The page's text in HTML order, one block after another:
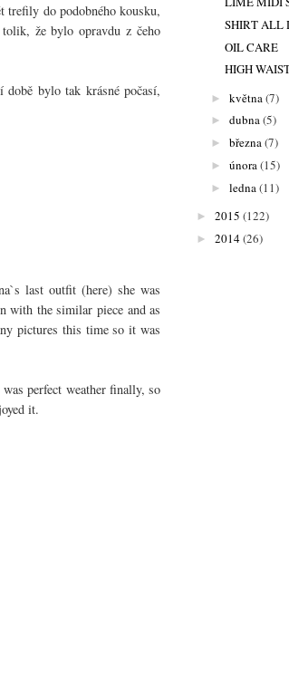
trefily do podobného kousku,
že bylo opravdu z čeho
bylo tak krásné počasí,
last outfit (here) she was
with the similar piece and as
pictures this time so it was
perfect weather finally, so
it.
SHIRT ALL
OIL CARE
HIGH
► května(7)
► dubna(5)
► března(7)
► února(15)
► ledna(11)
► 2015 (122)
► 2014(26)